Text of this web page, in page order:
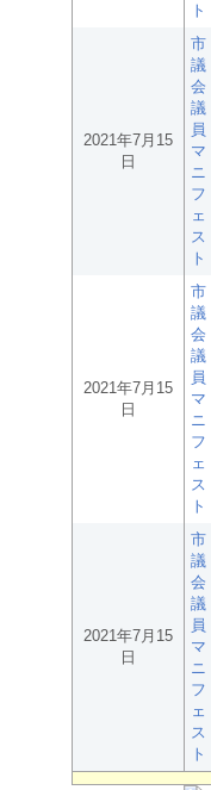
ト
2021年7月15
日
市
議
会
議
員
マ
ニ
フ
ェ
ス
ト
2021年7月15
日
市
議
会
議
員
マ
ニ
フ
ェ
ス
ト
2021年7月15
日
市
議
会
議
員
マ
ニ
フ
ェ
ス
ト